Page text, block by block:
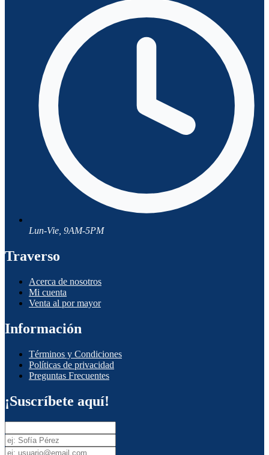
Lun-Vie, 9AM-5PM
Traverso
Acerca de nosotros
Mi cuenta
Venta al por mayor
Información
Términos y Condiciones
Políticas de privacidad
Preguntas Frecuentes
¡Suscríbete aquí!